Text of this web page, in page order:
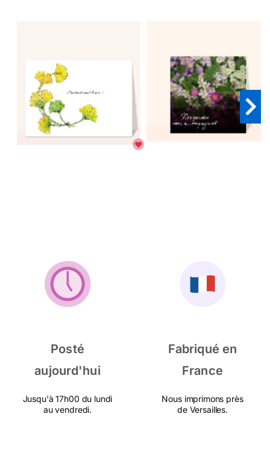
Posté
aujourd'hui
Jusqu'à 17h00 du lundi
au vendredi.
Fabriqué en
France
Nous imprimons près
de Versailles.